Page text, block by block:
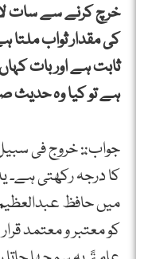
خرچ کرنے سے سات
کی مقدار ثواب ملتا
ثابت ہے اور بات
ہے تو کیا وہ حدیث
جواب:ً: خروج فی
کا درجہ رکھتی ہے۔
میں حافظ
کو معتبر و معتمد